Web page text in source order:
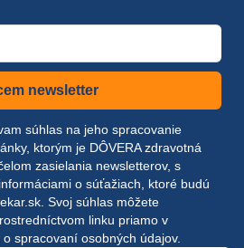
newsletter
súhlas na jeho spracovanie
ktorým je DÔVERA zdravotná
zasielania newsletterov, s
o súťažiach, ktoré budú
. Svoj súhlas môžete
linku priamo v
spracovaní osobných údajov.